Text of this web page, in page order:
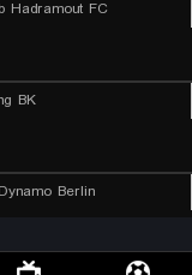
Hadramout FC
BK
Berlin